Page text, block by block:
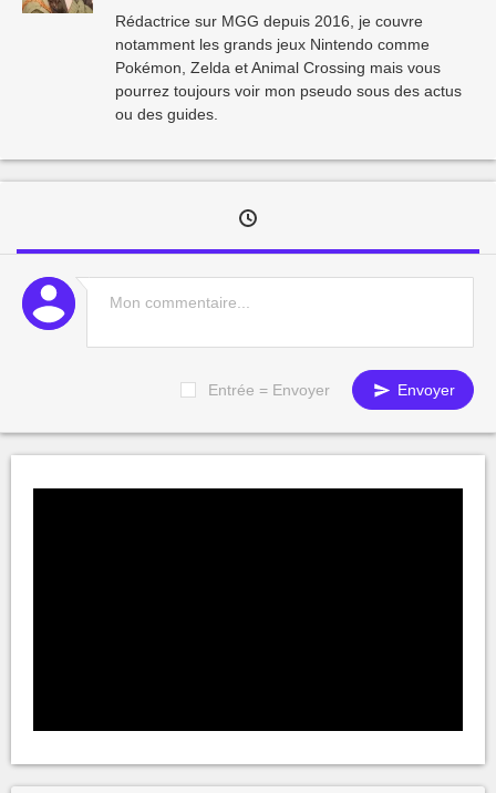
Rédactrice sur MGG depuis 2016, je couvre
notamment les grands jeux Nintendo comme
Pokémon, Zelda et Animal Crossing mais vous
pourrez toujours voir mon pseudo sous des actus
ou des guides.
Entrée = Envoyer Envoyer